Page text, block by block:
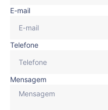
E-mail
Telefone
Mensagem